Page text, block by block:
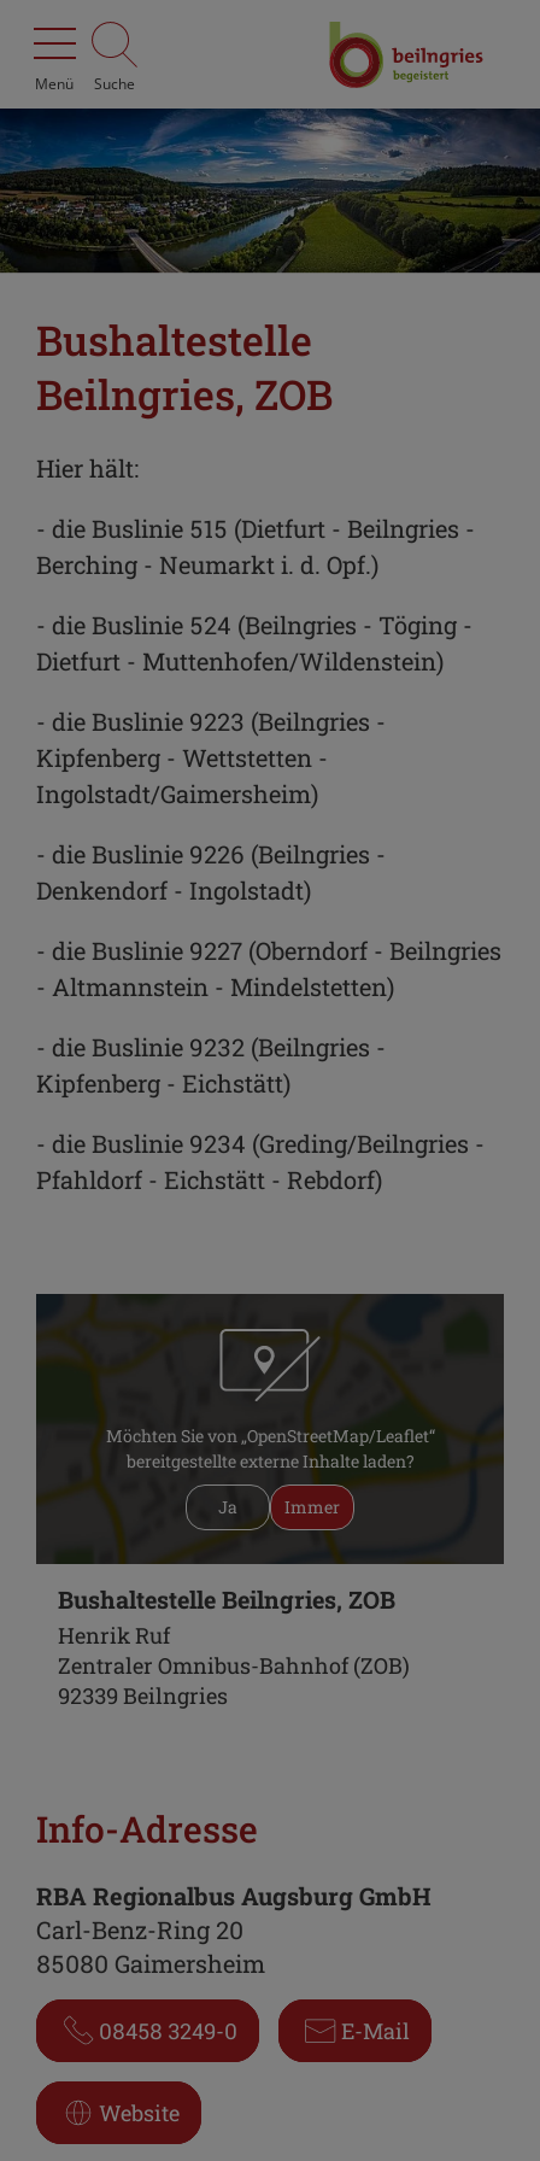
Menü Suche
Bushaltestelle
Beilngries, ZOB
Hier hält:
- die Buslinie 515 (Dietfurt - Beilngries -
Berching - Neumarkt i. d. Opf.)
- die Buslinie 524 (Beilngries - Töging -
Dietfurt - Muttenhofen/Wildenstein)
- die Buslinie 9223 (Beilngries -
Kipfenberg - Wettstetten -
Ingolstadt/Gaimersheim)
- die Buslinie 9226 (Beilngries -
Denkendorf - Ingolstadt)
- die Buslinie 9227 (Oberndorf - Beilngries
- Altmannstein - Mindelstetten)
- die Buslinie 9232 (Beilngries -
Kipfenberg - Eichstätt)
- die Buslinie 9234 (Greding/Beilngries -
Pfahldorf - Eichstätt - Rebdorf)
Möchten Sie von „OpenStreetMap/Leaflet“
bereitgestellte externe Inhalte laden?
Ja Immer
Bushaltestelle Beilngries, ZOB
Henrik Ruf
Zentraler Omnibus-Bahnhof (ZOB)
92339 Beilngries
Info-Adresse
RBA Regionalbus Augsburg GmbH
Carl-Benz-Ring 20
85080 Gaimersheim
08458 3249-0 E-Mail
Website